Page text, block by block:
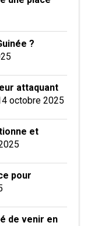
?
attaquant
octobre 2025
et
pour
de venir en